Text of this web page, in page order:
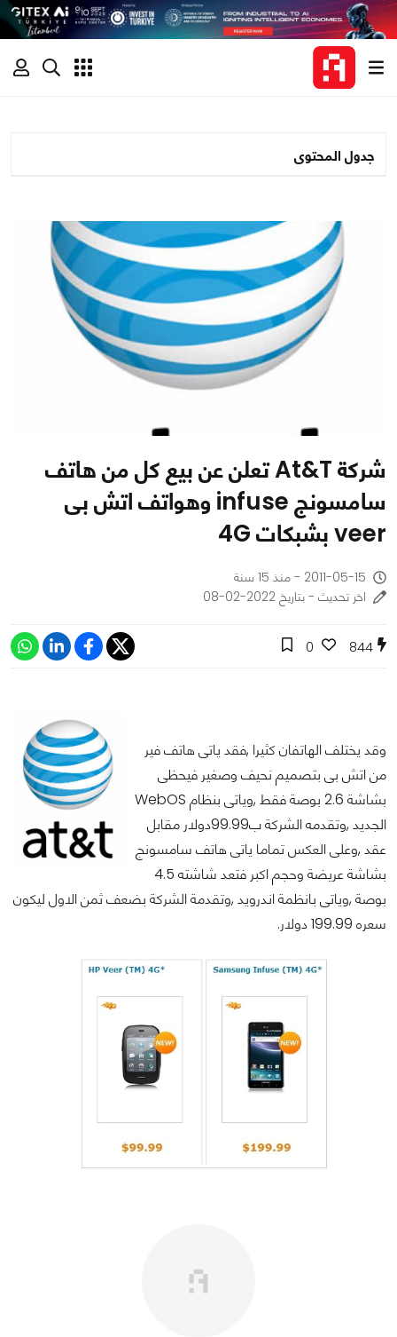
جدول المحتوى
شركة At&T تعلن عن بيع كل من هاتف
سامسونج infuse وهواتف اتش بى
veer بشبكات 4G
2011-05-15 - منذ 15 سنة
اخر تحديث - بتاريخ 2022-02-08
844
0
وقد يختلف الهاتفان كثيرا ,فقد ياتى هاتف فير
من اتش بى بتصميم نحيف وصغير فيحظى
بشاشة 2.6 بوصة فقط ,وياتى بنظام WebOS
الجديد ,وتقدمه الشركة ب99.99دولار مقابل
عقد ,وعلى العكس تماما ياتى هاتف سامسونج
بشاشة عريضة وحجم اكبر فتعد شاشته 4.5
بوصة ,وياتى بانظمة اندرويد ,وتقدمة الشركة بضعف ثمن الاول ليكون
سعره 199.99 دولار.